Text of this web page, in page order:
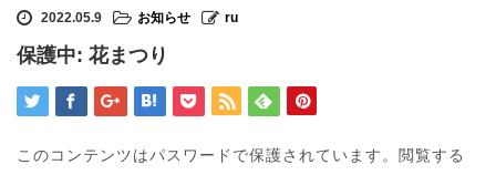
n
2022.05.9 お知らせ ru
保護中: 花まつり
このコンテンツはパスワードで保護されています。閲覧する